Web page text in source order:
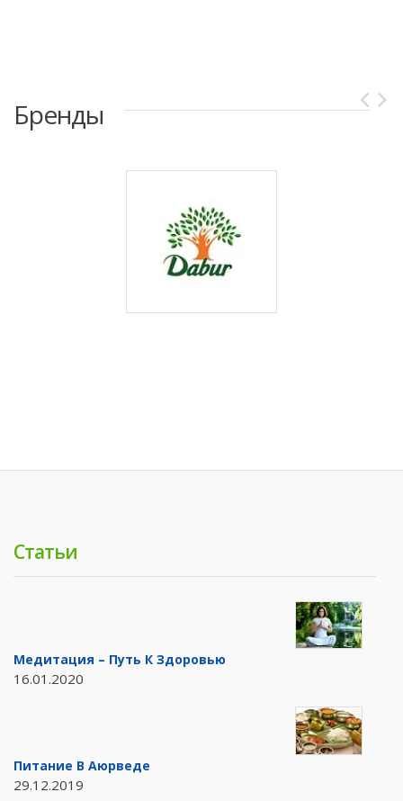
Бренды
Статьи
Медитация – Путь К Здоровью
16.01.2020
Питание В Аюрведе
29.12.2019